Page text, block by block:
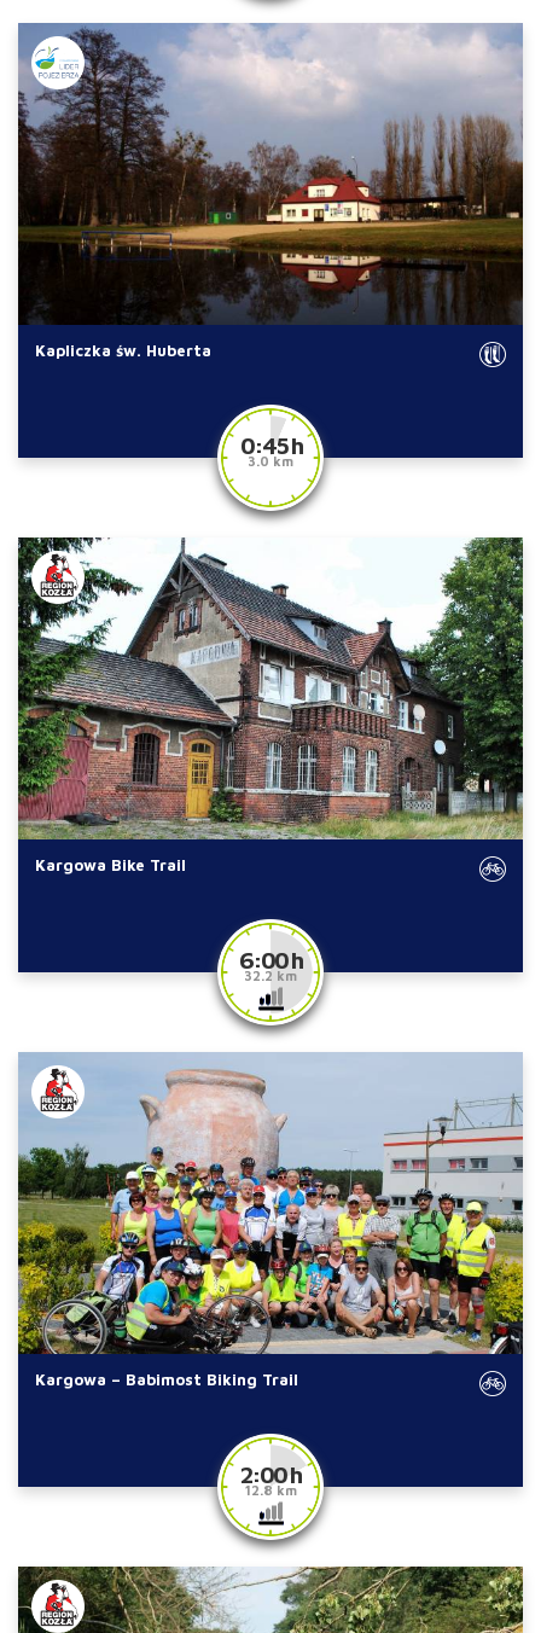
Kapliczka św. Huberta
0:45 h
3.0 km
Kargowa Bike Trail
6:00 h
32.2 km
Kargowa – Babimost Biking Trail
2:00 h
12.8 km